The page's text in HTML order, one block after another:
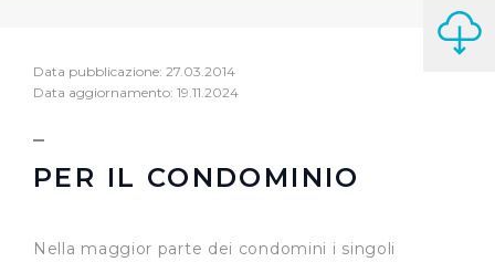
Data pubblicazione: 27.03.2014
Data aggiornamento: 19.11.2024
PER IL CONDOMINIO
Nella maggior parte dei condomini i singoli